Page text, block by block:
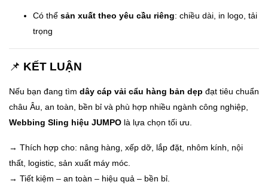
Có thể sản xuất theo yêu cầu riêng: chiều dài, in logo, tải
trọng
📌 KẾT LUẬN
Nếu bạn đang tìm dây cáp vải cẩu hàng bản dẹp đạt tiêu chuẩn
châu Âu, an toàn, bền bỉ và phù hợp nhiều ngành công nghiệp,
Webbing Sling hiệu JUMPO là lựa chọn tối ưu.
→ Thích hợp cho: nâng hàng, xếp dỡ, lắp đặt, nhôm kính, nội
thất, logistic, sản xuất máy móc.
→ Tiết kiệm – an toàn – hiệu quả – bền bỉ.